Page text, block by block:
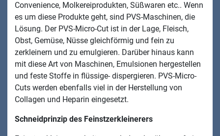
Convenience, Molkereiprodukten, Süßwaren etc.. Wenn
es um diese Produkte geht, sind PVS-Maschinen, die
Lösung. Der PVS-Micro-Cut ist in der Lage, Fleisch,
Obst, Gemüse, Nüsse gleichförmig und fein zu
zerkleinern und zu emulgieren. Darüber hinaus kann
mit diese Art von Maschinen, Emulsionen hergestellen
und feste Stoffe in flüssige- dispergieren. PVS-Micro-
Cuts werden ebenfalls viel in der Herstellung von
Collagen und Heparin eingesetzt.
Schneidprinzip des Feinstzerkleinerers